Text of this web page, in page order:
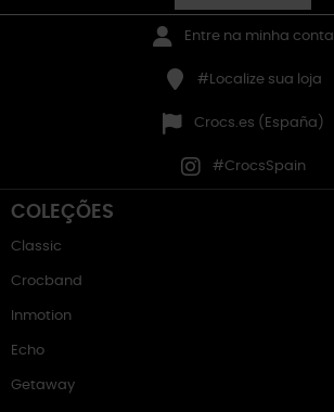
Entre na minha conta
#Localize sua loja
Crocs.es (España)
#CrocsSpain
COLEÇÕES
Classic
Crocband
Inmotion
Echo
Getaway